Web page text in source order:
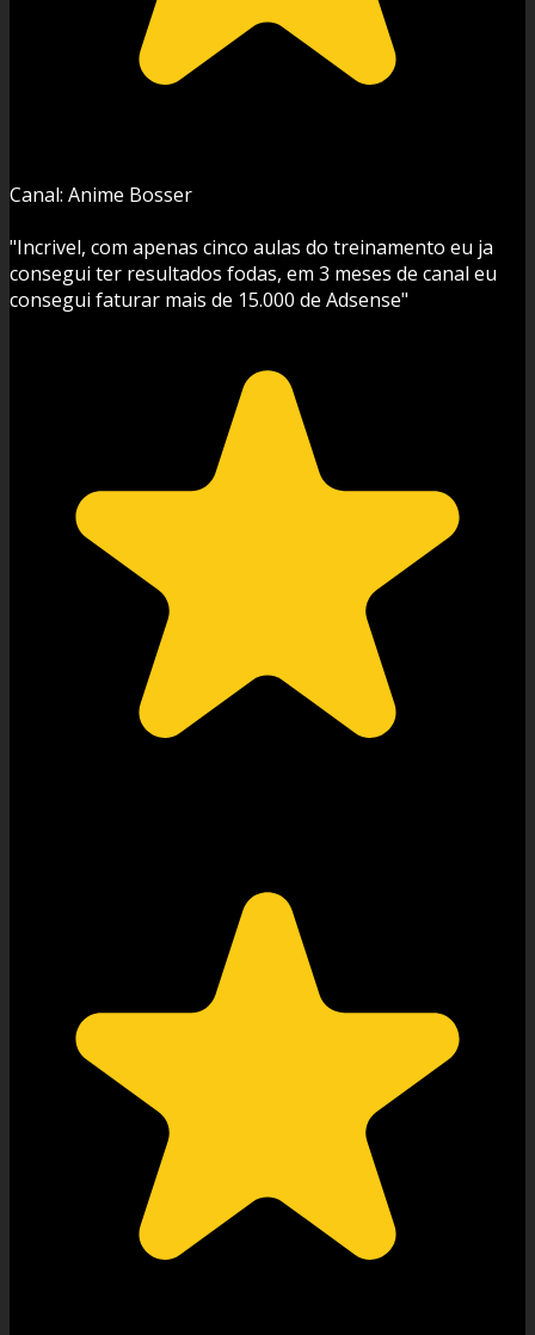
Canal: Anime Bosser
"Incrivel, com apenas cinco aulas do treinamento eu ja
consegui ter resultados fodas, em 3 meses de canal eu
consegui faturar mais de 15.000 de Adsense"